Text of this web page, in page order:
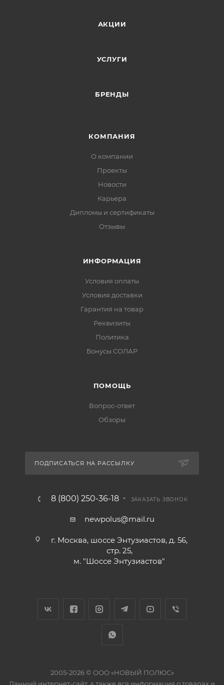
АКЦИИ
УСЛУГИ
БРЕНДЫ
КОМПАНИЯ
О компании
Проекты
Новости
Карьера
Дипломы и сертификаты
Отзывы
ИНФОРМАЦИЯ
Условия оплаты
Условия доставки
Гарантия на товар
Реквизиты
Политика
Бонусы СОЛАР
ПОМОЩЬ
Вопрос-ответ
Обзоры
ПОДПИСАТЬСЯ НА РАССЫЛКУ
8 (800) 250-36-18 ЗАКАЗАТЬ ЗВОНОК
newpolus@mail.ru
г. Москва, шоссе Энтузиастов, д. 56,
стр. 25,
м. "Шоссе Энтузиастов"
2005-2026 © ООО «НОВЫЙ ПОЛЮС»